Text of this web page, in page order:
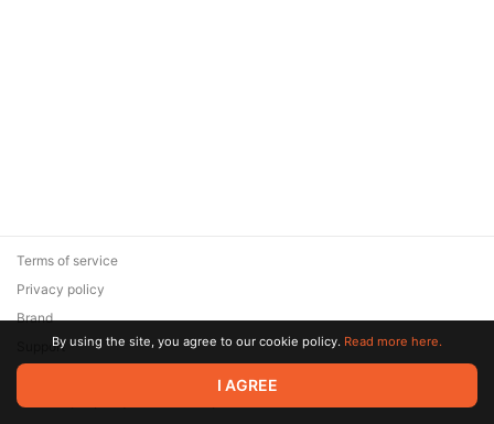
© 2026 Zaya Solutions Limited. All rights reserved. All trademarks
are the property of their respective owners.
Terms of service
Privacy policy
Brand
SupportBy using the site, you agree to our cookie policy. Read more here.
I AGREE